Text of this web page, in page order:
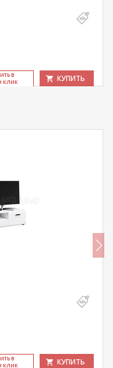
В
КЛИК
КУПИТЬ
В
КЛИК
КУПИТЬ